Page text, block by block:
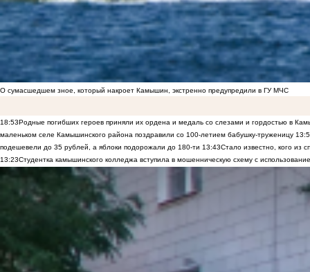
О сумасшедшем зное, который накроет Камышин, экстренно предупредили в ГУ МЧС
18:53Родные погибших героев приняли их ордена и медаль со слезами и гордостью в
маленьком селе Камышинского района поздравили со 100-летием бабушку-труженицу
подешевели до 35 рублей, а яблоки подорожали до 180-ти 13:43Стало известно, кого из
13:23Студентка камышинского колледжа вступила в мошенническую схему с